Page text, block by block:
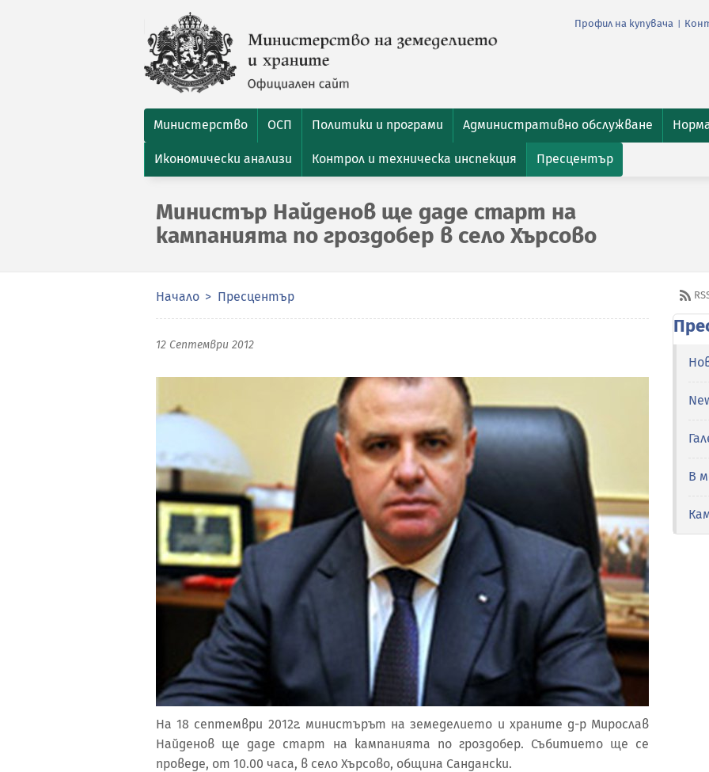
Профил на купувача
Министерство ОСП Политики и програми Административно обслужване
Икономически анализи Контрол и техническа инспекция Пресцентър
Министър Найденов ще даде старт на
кампанията по гроздобер в село Хърсово
Начало Пресцентър
12 Септември 2012
На 18 септември 2012г. министърът на земеделието и храните д-р Мирослав
Найденов ще даде старт на кампанията по гроздобер. Събитието ще се
проведе, от 10.00 часа, в село Хърсово, община Сандански.
В